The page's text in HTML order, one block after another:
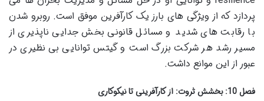
پردازد که از ویژگی های بارز یک کارآفرین موفق است. روبرو شدن
با رقابت های شدید و مسائل قانونی بخش جدایی ناپذیری از
مسیر رشد هر شرکت بزرگ است و گیتس توانایی بی نظیری در
عبور از این موانع داشت.
فصل 10: بخشش ثروت: از کارآفرینی تا نیکوکاری